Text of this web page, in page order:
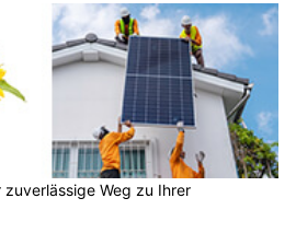
zuverlässige Weg zu Ihrer